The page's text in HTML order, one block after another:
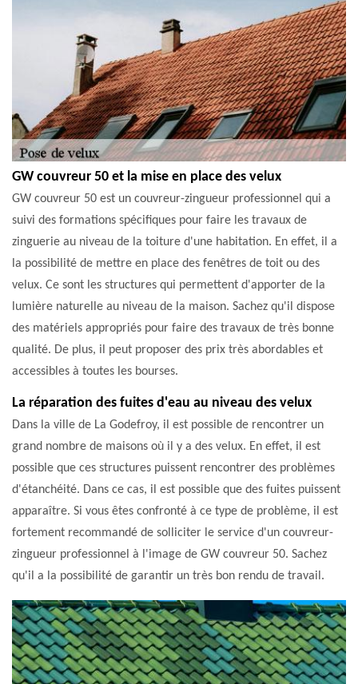
GW couvreur 50 et la mise en place des velux
GW couvreur 50 est un couvreur-zingueur professionnel qui a
suivi des formations spécifiques pour faire les travaux de
zinguerie au niveau de la toiture d'une habitation. En effet, il a
la possibilité de mettre en place des fenêtres de toit ou des
velux. Ce sont les structures qui permettent d'apporter de la
lumière naturelle au niveau de la maison. Sachez qu'il dispose
des matériels appropriés pour faire des travaux de très bonne
qualité. De plus, il peut proposer des prix très abordables et
accessibles à toutes les bourses.
La réparation des fuites d'eau au niveau des velux
Dans la ville de La Godefroy, il est possible de rencontrer un
grand nombre de maisons où il y a des velux. En effet, il est
possible que ces structures puissent rencontrer des problèmes
d'étanchéité. Dans ce cas, il est possible que des fuites puissent
apparaître. Si vous êtes confronté à ce type de problème, il est
fortement recommandé de solliciter le service d'un couvreur-
zingueur professionnel à l'image de GW couvreur 50. Sachez
qu'il a la possibilité de garantir un très bon rendu de travail.